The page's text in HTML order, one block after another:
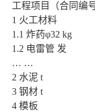
工程项目（合同编
1 火工材料
1.1 炸药φ32 kg
1.2 电雷管 发
… …
2 水泥 t
3 钢材 t
4 模板